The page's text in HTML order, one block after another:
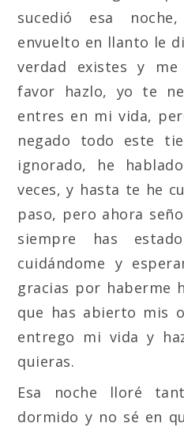
sucedió esa
envuelto en llanto le
verdad existes y
favor hazlo, yo te
entres en mi vida,
negado todo este
ignorado, he
veces, y hasta te he
paso, pero ahora
siempre has
cuidándome y
gracias por haberme
que has abierto mis
entrego mi vida y
quieras.
Esa noche lloré
dormido y no sé en